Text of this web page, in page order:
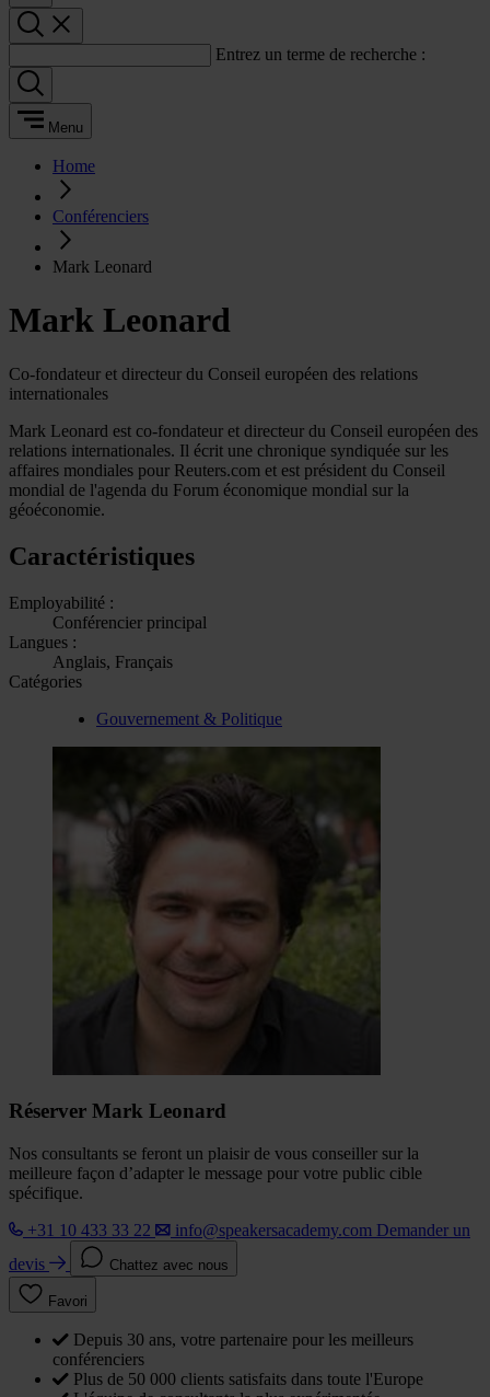
Entrez un terme de recherche :
Menu
Home
Conférenciers
Mark Leonard
Mark Leonard
Co-fondateur et directeur du Conseil européen des relations
internationales
Mark Leonard est co-fondateur et directeur du Conseil européen des
relations internationales. Il écrit une chronique syndiquée sur les
affaires mondiales pour Reuters.com et est président du Conseil
mondial de l'agenda du Forum économique mondial sur la
géoéconomie.
Caractéristiques
Employabilité :
Conférencier principal
Langues :
Anglais, Français
Catégories
Gouvernement & Politique
Réserver Mark Leonard
Nos consultants se feront un plaisir de vous conseiller sur la
meilleure façon d’adapter le message pour votre public cible
spécifique.
+31 10 433 33 22
info@speakersacademy.com Demander un
devis
Chattez avec nous
Favori
Depuis 30 ans, votre partenaire pour les meilleurs
conférenciers
Plus de 50 000 clients satisfaits dans toute l'Europe